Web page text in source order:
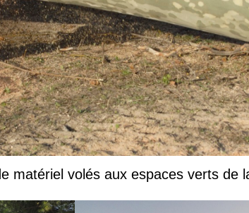
matériel volés aux espaces verts de